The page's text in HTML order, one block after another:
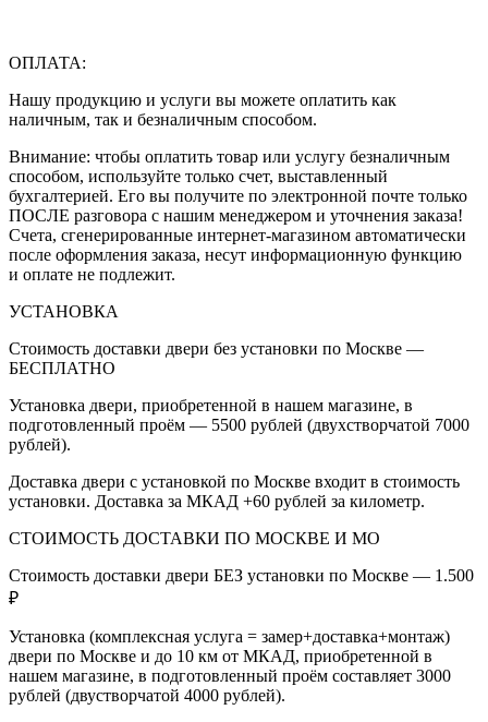
ОПЛАТА:
Нашу продукцию и услуги вы можете оплатить как
наличным, так и безналичным способом.
Внимание: чтобы оплатить товар или услугу безналичным
способом, используйте только счет, выставленный
бухгалтерией. Его вы получите по электронной почте только
ПОСЛЕ разговора с нашим менеджером и уточнения заказа!
Счета, сгенерированные интернет-магазином автоматически
после оформления заказа, несут информационную функцию
и оплате не подлежит.
УСТАНОВКА
Стоимость доставки двери без установки по Москве —
БЕСПЛАТНО
Установка двери, приобретенной в нашем магазине, в
подготовленный проём — 5500 рублей (двухстворчатой 7000
рублей).
Доставка двери с установкой по Москве входит в стоимость
установки. Доставка за МКАД +60 рублей за километр.
СТОИМОСТЬ ДОСТАВКИ ПО МОСКВЕ И МО
Стоимость доставки двери БЕЗ установки по Москве — 1.500
₽
Установка (комплексная услуга = замер+доставка+монтаж)
двери по Москве и до 10 км от МКАД, приобретенной в
нашем магазине, в подготовленный проём составляет 3000
рублей (двустворчатой 4000 рублей).